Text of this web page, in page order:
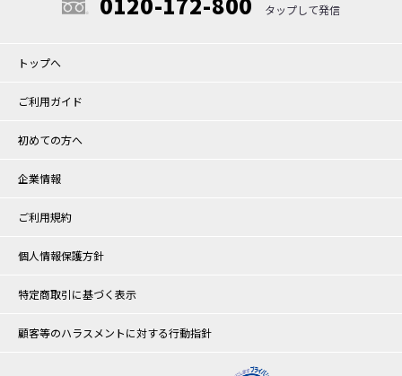
トップへ
ご利用ガイド
初めての方へ
企業情報
ご利用規約
個人情報保護方針
特定商取引に基づく表示
顧客等のハラスメントに対する行動指針